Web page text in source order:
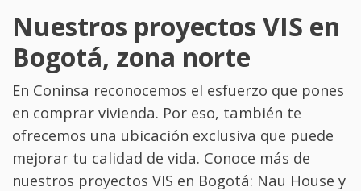
Nuestros proyectos VIS en
Bogotá, zona norte
En Coninsa reconocemos el esfuerzo que pones
en comprar vivienda. Por eso, también te
ofrecemos una ubicación exclusiva que puede
mejorar tu calidad de vida. Conoce más de
nuestros proyectos VIS en Bogotá: Nau House y